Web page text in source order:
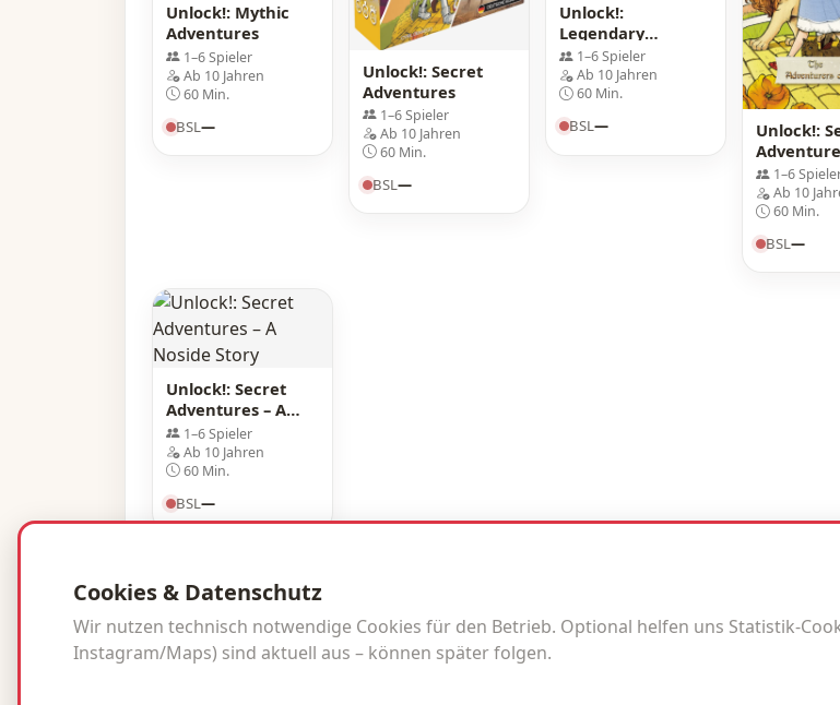
Unlock!: Mythic
Adventures
1–6 Spieler
Ab 10 Jahren
60 Min.
BSL—
Unlock!: Secret
Adventures
1–6 Spieler
Ab 10 Jahren
60 Min.
BSL—
Unlock!:
Legendary
Adventures
1–6 Spieler
Ab 10 Jahren
60 Min.
BSL—
Unlock!:
1–6
Ab 10
60 Min.
BSL—
Unlock!: Secret
Adventures – A
Noside Story
1–6 Spieler
Ab 10 Jahren
60 Min.
BSL—
© 2026 brettspielliebe.de · BSL inside.
Cookies & Datenschutz
Wir nutzen technisch notwendige Cookies für den Betrieb. Optional helfen uns Statistik-
Instagram/Maps) sind aktuell aus – können später folgen.